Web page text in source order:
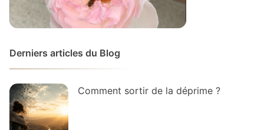
Derniers articles du Blog
Comment sortir de la déprime ?